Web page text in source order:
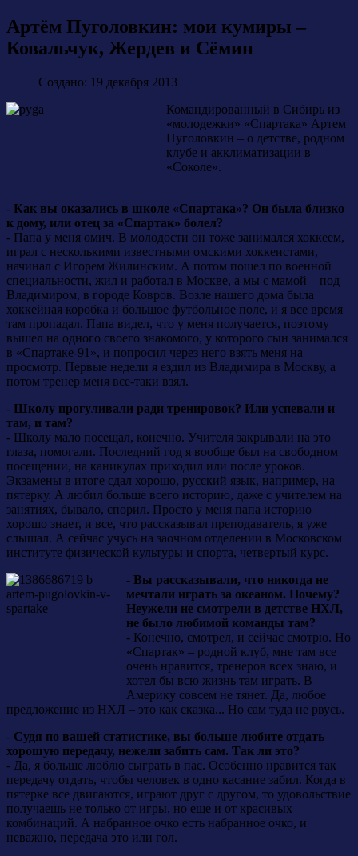
Артём Пуголовкин: мои кумиры –
Ковальчук, Жердев и Сёмин
Создано: 19 декабря 2013
Командированный в Сибирь из
«молодежки» «Спартака» Артем
Пуголовкин – о детстве, родном
клубе и акклиматизации в
«Соколе».
- Как вы оказались в школе «Спартака»? Он была близко
к дому, или отец за «Спартак» болел?
- Папа у меня омич. В молодости он тоже занимался хоккеем,
играл с несколькими известными омскими хоккеистами,
начинал с Игорем Жилинским. А потом пошел по военной
специальности, жил и работал в Москве, а мы с мамой – под
Владимиром, в городе Ковров. Возле нашего дома была
хоккейная коробка и большое футбольное поле, и я все время
там пропадал. Папа видел, что у меня получается, поэтому
вышел на одного своего знакомого, у которого сын занимался
в «Спартаке-91», и попросил через него взять меня на
просмотр. Первые недели я ездил из Владимира в Москву, а
потом тренер меня все-таки взял.
- Школу прогуливали ради тренировок? Или успевали и
там, и там?
- Школу мало посещал, конечно. Учителя закрывали на это
глаза, помогали. Последний год я вообще был на свободном
посещении, на каникулах приходил или после уроков.
Экзамены в итоге сдал хорошо, русский язык, например, на
пятерку. А любил больше всего историю, даже с учителем на
занятиях, бывало, спорил. Просто у меня папа историю
хорошо знает, и все, что рассказывал преподаватель, я уже
слышал. А сейчас учусь на заочном отделении в Московском
институте физической культуры и спорта, четвертый курс.
- Вы рассказывали, что никогда не
мечтали играть за океаном. Почему?
Неужели не смотрели в детстве НХЛ,
не было любимой команды там?
- Конечно, смотрел, и сейчас смотрю. Но
«Спартак» – родной клуб, мне там все
очень нравится, тренеров всех знаю, и
хотел бы всю жизнь там играть. В
Америку совсем не тянет. Да, любое
предложение из НХЛ – это как сказка... Но сам туда не рвусь.
- Судя по вашей статистике, вы больше любите отдать
хорошую передачу, нежели забить сам. Так ли это?
- Да, я больше люблю сыграть в пас. Особенно нравится так
передачу отдать, чтобы человек в одно касание забил. Когда в
пятерке все двигаются, играют друг с другом, то удовольствие
получаешь не только от игры, но еще и от красивых
комбинаций. А набранное очко есть набранное очко, и
неважно, передача это или гол.